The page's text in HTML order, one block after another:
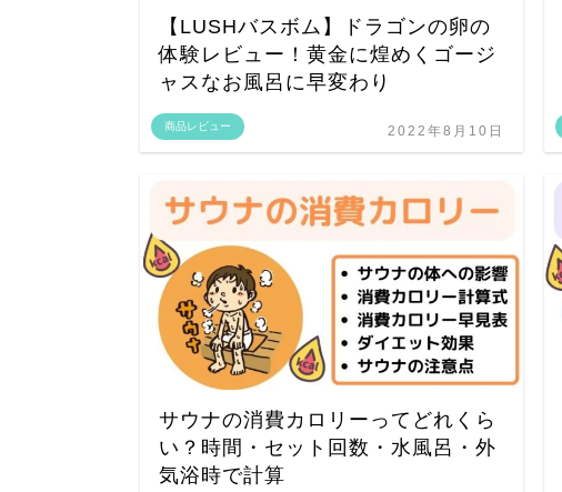
商品レビュー
【LUSHバスボム】ドラゴンの卵の
体験レビュー！黄金に煌めくゴージ
ャスなお風呂に早変わり
2022年8月10日
サウナの消費カロリーってどれくら
い？時間・セット回数・水風呂・外
気浴時で計算